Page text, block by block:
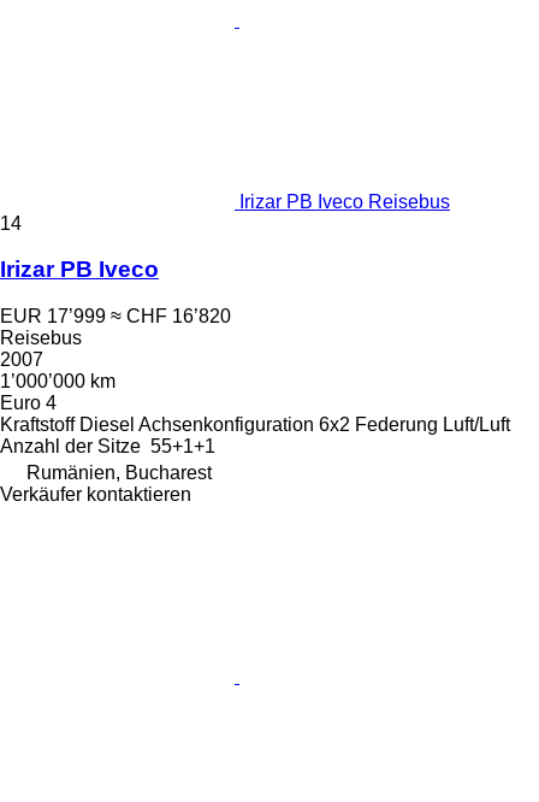
Irizar PB Iveco Reisebus
14
Irizar PB Iveco
EUR 17’999 ≈ CHF 16’820
Reisebus
2007
1’000’000 km
Euro 4
Kraftstoff Diesel Achsenkonfiguration 6x2 Federung Luft/Luft
Anzahl der Sitze 55+1+1
Rumänien, Bucharest
Verkäufer kontaktieren